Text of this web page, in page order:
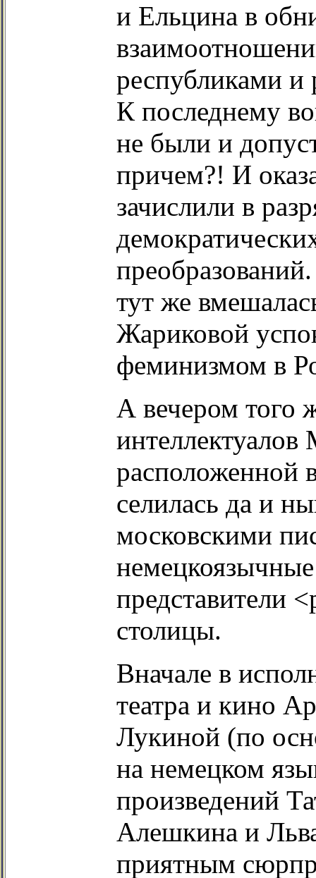
и Ельцина в
республиками и
К последнему
не были и
причем?! И
зачислили в
тут же
Жариковой
феминизмом в
А вечером того
расположенной
селилась да и
московскими
представители
столицы.
Вначале в
театра и кино
Лукиной (по
на немецком
произведений
Алешкина и
приятным